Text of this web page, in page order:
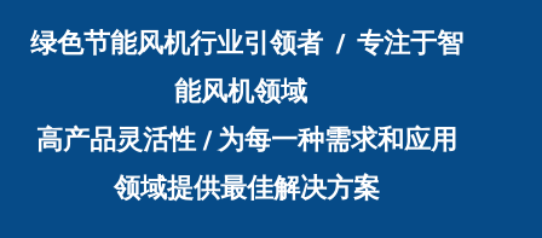
绿色节能风机行业引领者 / 专注于智
能风机领域
高产品灵活性 / 为每一种需求和应用
领域提供最佳解决方案